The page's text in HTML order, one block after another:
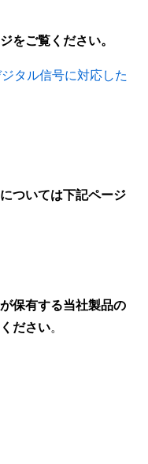
をご覧ください。
タル信号に対応した
ついては下記ページ
保有する当社製品の
ださい。